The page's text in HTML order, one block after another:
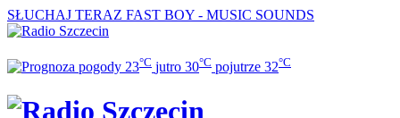
SŁUCHAJ TERAZ FAST BOY - MUSIC SOUNDS
23°C jutro 30°C pojutrze 32°C